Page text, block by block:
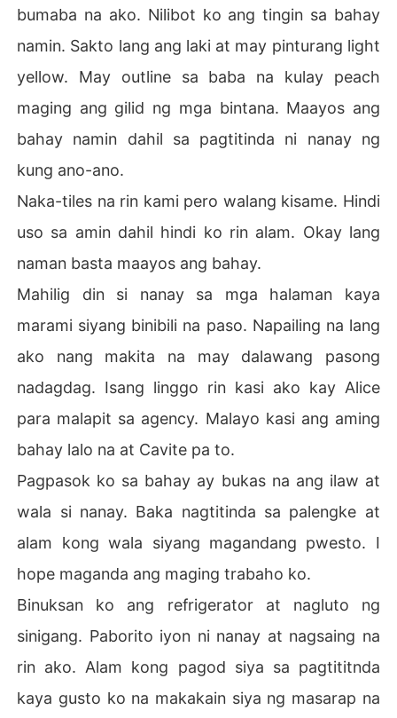
bumaba na ako. Nilibot ko ang tingin sa bahay
namin. Sakto lang ang laki at may pinturang light
yellow. May outline sa baba na kulay peach
maging ang gilid ng mga bintana. Maayos ang
bahay namin dahil sa pagtitinda ni nanay ng
kung ano-ano.
Naka-tiles na rin kami pero walang kisame. Hindi
uso sa amin dahil hindi ko rin alam. Okay lang
naman basta maayos ang bahay.
Mahilig din si nanay sa mga halaman kaya
marami siyang binibili na paso. Napailing na lang
ako nang makita na may dalawang pasong
nadagdag. Isang linggo rin kasi ako kay Alice
para malapit sa agency. Malayo kasi ang aming
bahay lalo na at Cavite pa to.
Pagpasok ko sa bahay ay bukas na ang ilaw at
wala si nanay. Baka nagtitinda sa palengke at
alam kong wala siyang magandang pwesto. I
hope maganda ang maging trabaho ko.
Binuksan ko ang refrigerator at nagluto ng
sinigang. Paborito iyon ni nanay at nagsaing na
rin ako. Alam kong pagod siya sa pagtititnda
kaya gusto ko na makakain siya ng masarap na